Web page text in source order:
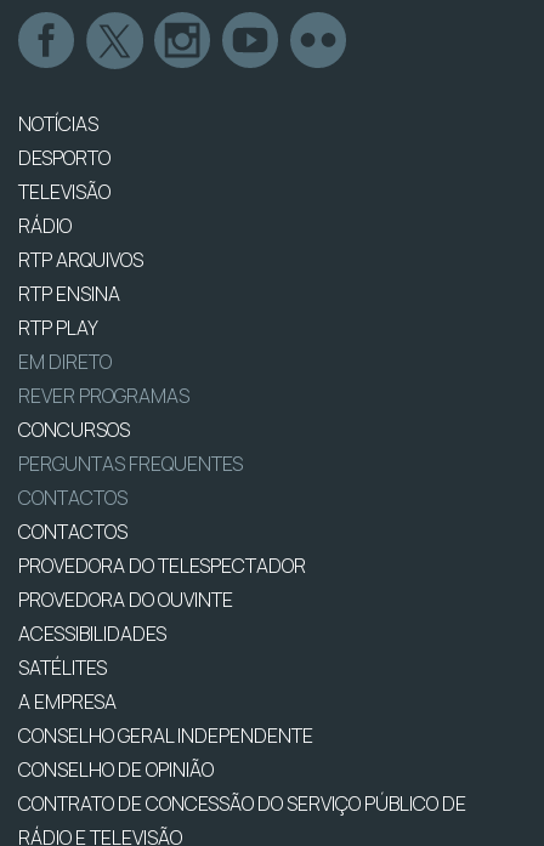
NOTÍCIAS
DESPORTO
TELEVISÃO
RÁDIO
RTP ARQUIVOS
RTP ENSINA
RTP PLAY
EM DIRETO
REVER PROGRAMAS
CONCURSOS
PERGUNTAS FREQUENTES
CONTACTOS
CONTACTOS
PROVEDORA DO TELESPECTADOR
PROVEDORA DO OUVINTE
ACESSIBILIDADES
SATÉLITES
A EMPRESA
CONSELHO GERAL INDEPENDENTE
CONSELHO DE OPINIÃO
CONTRATO DE CONCESSÃO DO SERVIÇO PÚBLICO DE
RÁDIO E TELEVISÃO